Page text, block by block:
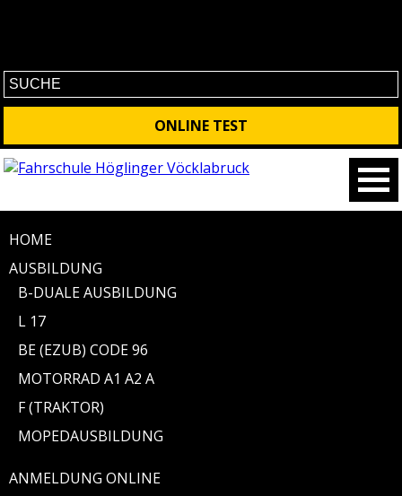
ONLINE TEST
HOME
AUSBILDUNG
B-DUALE AUSBILDUNG
L 17
BE (EZUB) CODE 96
MOTORRAD A1 A2 A
F (TRAKTOR)
MOPEDAUSBILDUNG
ANMELDUNG ONLINE